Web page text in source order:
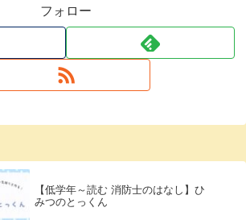
フォロー
【低学年～読む 消防士のはなし】ひ
みつのとっくん